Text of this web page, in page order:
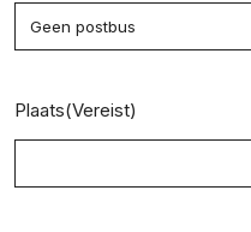
Plaats(Vereist)